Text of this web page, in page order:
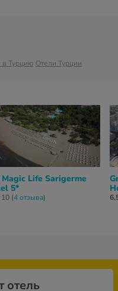
в Турцию Отели Турции
Magic Life Sarigerme
5*
(4 отзывa)
отель